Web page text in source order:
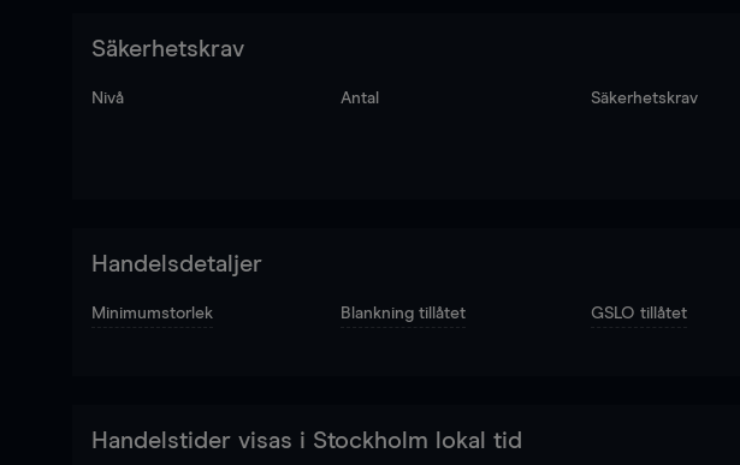
Säkerhetskrav
Nivå Antal Säkerhetskrav
Handelsdetaljer
Minimumstorlek Blankning tillåtet GSLO tillåtet
Handelstider visas i Stockholm lokal tid